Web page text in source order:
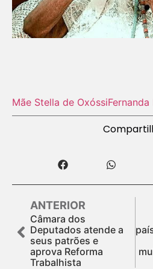
Mãe Stella de OxóssiFernanda
ANTERIOR
Câmara dos
Deputados atende a
seus patrões e
aprova Reforma
Trabalhista